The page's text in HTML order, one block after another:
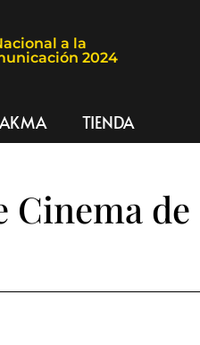
a la
2024
TIENDA
Cinema de